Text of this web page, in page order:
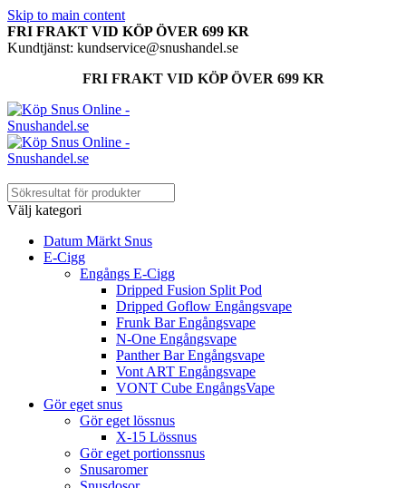
Skip to main content
FRI FRAKT VID KÖP ÖVER 699 KR
Kundtjänst: kundservice@snushandel.se
FRI FRAKT VID KÖP ÖVER 699 KR
Välj kategori
Datum Märkt Snus
E-Cigg
Engångs E-Cigg
Dripped Fusion Split Pod
Dripped Goflow Engångsvape
Frunk Bar Engångsvape
N-One Engångsvape
Panther Bar Engångsvape
Vont ART Engångsvape
VONT Cube EngångsVape
Gör eget snus
Gör eget lössnus
X-15 Lössnus
Gör eget portionssnus
Snusaromer